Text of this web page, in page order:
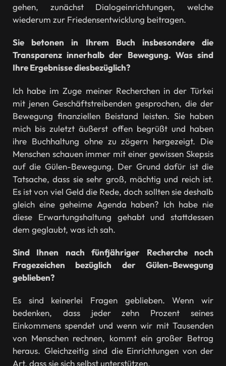
gehen, zunächst Dialogeinrichtungen, welche
wiederum zur Friedensentwicklung beitragen.
Sie betonen in Ihrem Buch insbesondere die
Transparenz innerhalb der Bewegung. Was sind
Ihre Ergebnisse diesbezüglich?
Ich habe im Zuge meiner Recherchen in der Türkei
mit jenen Geschäftstreibenden gesprochen, die der
Bewegung finanziellen Beistand leisten. Sie haben
mich bis zuletzt äußerst offen begrüßt und haben
ihre Buchhaltung ohne zu zögern hergezeigt. Die
Menschen schauen immer mit einer gewissen Skepsis
auf die Gülen-Bewegung. Der Grund dafür ist die
Tatsache, dass sie sehr groß, mächtig und reich ist.
Es ist von viel Geld die Rede, doch sollten sie deshalb
gleich eine geheime Agenda haben? Ich habe nie
diese Erwartungshaltung gehabt und stattdessen
dem geglaubt, was ich sah.
Sind Ihnen nach fünfjähriger Recherche noch
Fragezeichen bezüglich der Gülen-Bewegung
geblieben?
Es sind keinerlei Fragen geblieben. Wenn wir
bedenken, dass jeder zehn Prozent seines
Einkommens spendet und wenn wir mit Tausenden
von Menschen rechnen, kommt ein großer Betrag
heraus. Gleichzeitig sind die Einrichtungen von der
Art, dass sie sich selbst unterstützen.